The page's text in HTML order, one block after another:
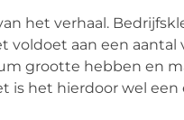
het verhaal.
voldoet aan een aantal
grootte hebben en
is het hierdoor wel